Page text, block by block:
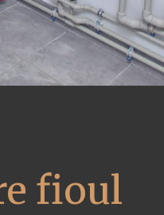
fioul